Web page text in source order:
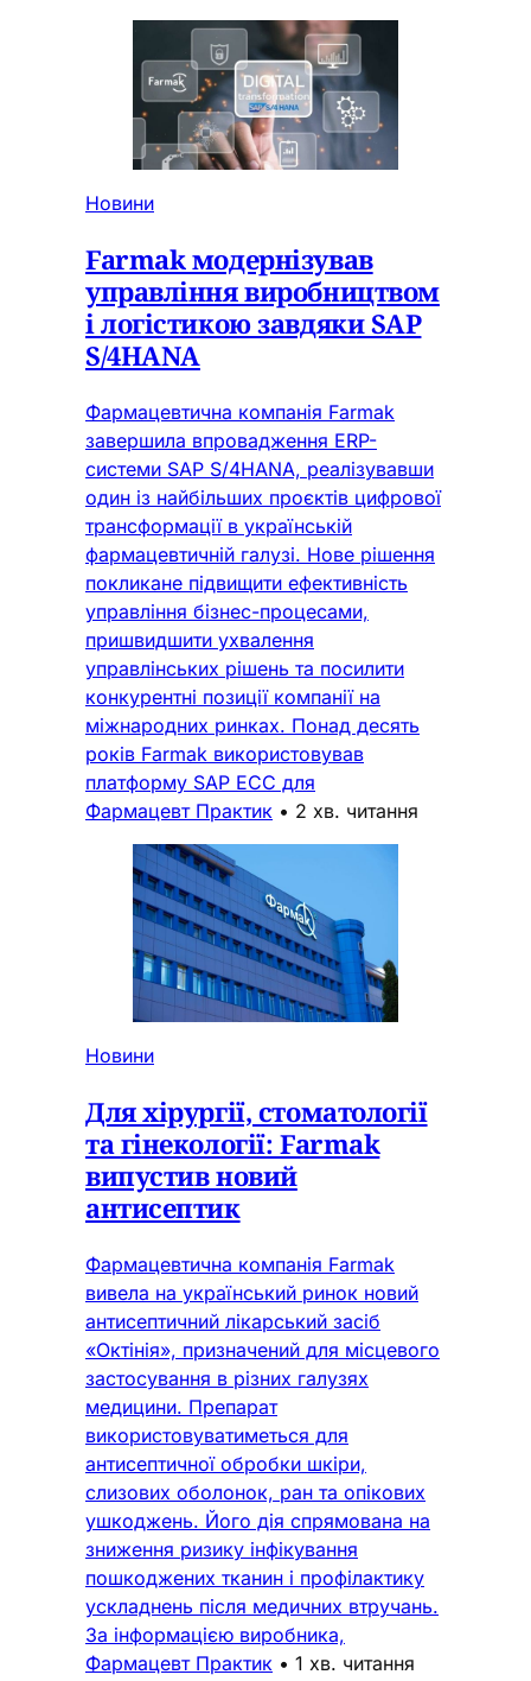
Новини
Farmak модернізував
управління виробництвом
і логістикою завдяки SAP
S/4HANA
Фармацевтична компанія Farmak
завершила впровадження ERP-
системи SAP S/4HANA, реалізувавши
один із найбільших проєктів цифрової
трансформації в українській
фармацевтичній галузі. Нове рішення
покликане підвищити ефективність
управління бізнес-процесами,
пришвидшити ухвалення
управлінських рішень та посилити
конкурентні позиції компанії на
міжнародних ринках. Понад десять
років Farmak використовував
платформу SAP ECC для
Фармацевт Практик • 2 хв. читання
Новини
Для хірургії, стоматології
та гінекології: Farmak
випустив новий
антисептик
Фармацевтична компанія Farmak
вивела на український ринок новий
антисептичний лікарський засіб
«Октінія», призначений для місцевого
застосування в різних галузях
медицини. Препарат
використовуватиметься для
антисептичної обробки шкіри,
слизових оболонок, ран та опікових
ушкоджень. Його дія спрямована на
зниження ризику інфікування
пошкоджених тканин і профілактику
ускладнень після медичних втручань.
За інформацією виробника,
Фармацевт Практик • 1 хв. читання